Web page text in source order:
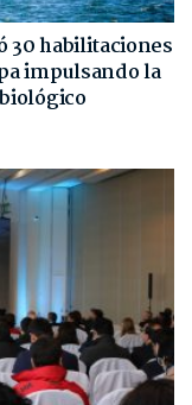
30 habilitaciones
impulsando la